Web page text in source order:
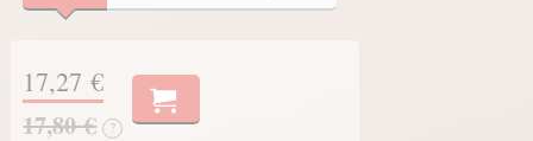
17,27 €
17,80 € ?